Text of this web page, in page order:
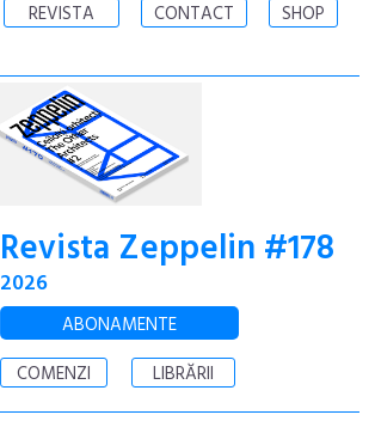
REVISTA CONTACT SHOP
Revista Zeppelin #178
2026
ABONAMENTE
COMENZI
LIBRĂRII